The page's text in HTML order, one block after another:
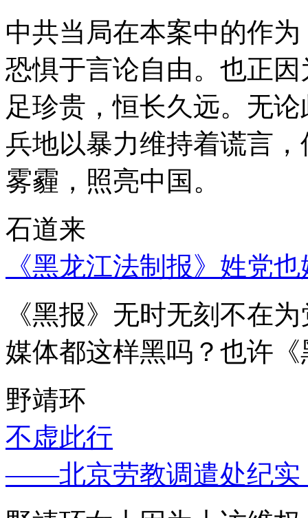
中共当局在本案中的作
恐惧于言论自由。也正
足珍贵，恒长久远。无
兵地以暴力维持着谎言
雾霾，照亮中国。
石道来
《黑龙江法制报》姓党
《黑报》无时无刻不在
媒体都这样黑吗？也许
野靖环
不虚此行
——北京劳教调遣处纪实